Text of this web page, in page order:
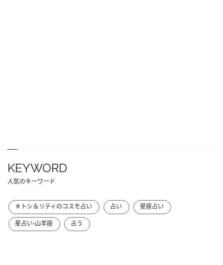
KEYWORD
人気のキーワード
＃トシ＆リティのコスモ占い 占い
星座占い
星占い-山羊座
占う